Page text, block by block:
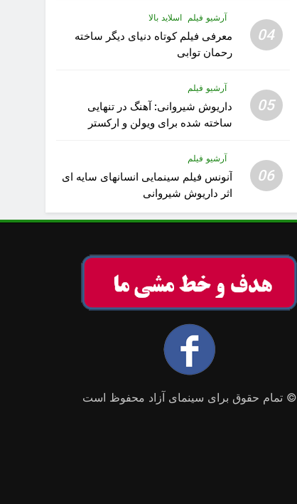
04
آرشیو فیلم اسلاید بالا
معرفی فیلم کوتاه دنیای دیگر ساخته
رحمان توابی
05
آرشیو فیلم
داریوش شیروانی: آهنگ در تنهایی
ساخته شده برای ویولن و ارکستر
06
آرشیو فیلم
آنونس فیلم سینمایی انسانهای سایه ای
اثر داریوش شیروانی
© تمام حقوق برای سینمای آزاد محفوظ است